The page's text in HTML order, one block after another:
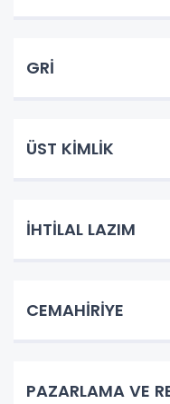
GRİ
ÜST KİMLİK
İHTİLAL LAZIM
CEMAHİRİYE
PAZARLAMA VE